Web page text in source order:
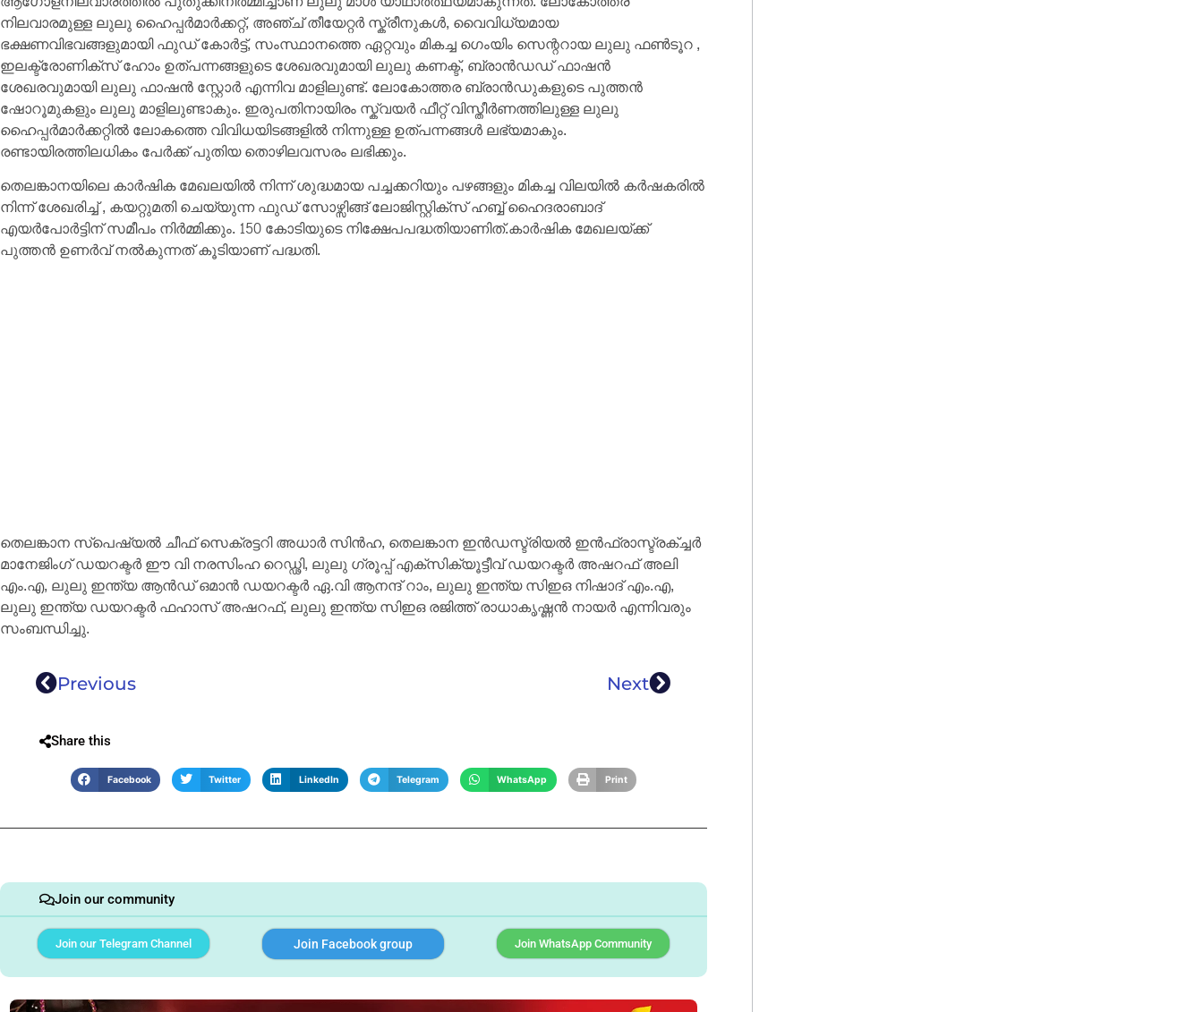
നിലവാരമുള്ള ലുലു ഹൈപ്പർമാർക്കറ്റ്, അഞ്ച് തീയേറ്റർ സ്ക്രീനുകൾ, വൈവിധ്യമായ
ഭക്ഷണവിഭവങ്ങളുമായി ഫുഡ് കോർട്ട്, സംസ്ഥാനത്തെ ഏറ്റവും മികച്ച ഗെംയിം സെന്ററായ ലുലു ഫൺടൂറ ,
ഇലക്ട്രോണിക്സ് ഹോം ഉത്പന്നങ്ങളുടെ ശേഖരവുമായി ലുലു കണക്ട്, ബ്രാൻഡഡ് ഫാഷൻ
ശേഖരവുമായി ലുലു ഫാഷൻ സ്റ്റോർ എന്നിവ മാളിലുണ്ട്. ലോകോത്തര ബ്രാൻഡുകളുടെ പുത്തൻ‌
ഷോറൂമുകളും ലുലു മാളിലുണ്ടാകും. ഇരുപതിനായിരം സ്ക്വയർ ഫീറ്റ് വിസ്തീർണത്തിലുള്ള ലുലു
ഹൈപ്പർമാർക്കറ്റിൽ ലോകത്തെ വിവിധയിടങ്ങളിൽ നിന്നുള്ള ഉത്പന്നങ്ങൾ ലഭ്യമാകും.
രണ്ടായിരത്തിലധികം പേർക്ക് പുതിയ തൊഴിലവസരം ലഭിക്കും.
തെലങ്കാനയിലെ കാർഷിക മേഖലയിൽ നിന്ന് ശുദ്ധമായ പച്ചക്കറിയും പഴങ്ങളും മികച്ച വിലയിൽ കർഷകരിൽ
നിന്ന് ശേഖരിച്ച് , കയറ്റുമതി ചെയ്യുന്ന ഫുഡ് സോഴ്സിങ്ങ് ലോജിസ്റ്റിക്സ് ഹബ്ബ് ഹൈദരാബാദ്
എയർപോർട്ടിന് സമീപം നിർമ്മിക്കും. 150 കോടിയുടെ നിക്ഷേപപദ്ധതിയാണിത്.കാർഷിക മേഖലയ്ക്ക്
പുത്തൻ ഉണർവ് നൽകുന്നത് കൂടിയാണ് പദ്ധതി.
തെലങ്കാന സ്‌പെഷ്യൽ ചീഫ് സെക്രട്ടറി അധാർ സിൻഹ, തെലങ്കാന ഇൻഡസ്ട്രിയൽ ഇൻഫ്രാസ്ട്രക്ച്ചർ
മാനേജിംഗ് ഡയറക്ടർ ഈ വി നരസിംഹ റെഡ്ഢി, ലുലു ഗ്രൂപ്പ് എക്സിക്യൂട്ടീവ് ഡയറക്ടർ അഷറഫ് അലി
എം.എ, ലുലു ഇന്ത്യ ആൻഡ് ഒമാൻ ഡയറക്ടർ ഏ.വി ആനന്ദ് റാം, ലുലു ഇന്ത്യ സിഇഒ നിഷാദ് എം.എ,
ലുലു ഇന്ത്യ ഡയറക്ടർ ഫഹാസ് അഷറഫ്, ലുലു ഇന്ത്യ സിഇഒ രജിത്ത് രാധാകൃഷ്ണൻ നായർ എന്നിവരും
സംബന്ധിച്ചു.
Previous Next
Share this
Facebook Twitter LinkedIn Telegram WhatsApp Print
Join our community
Join our Telegram Channel Join Facebook group Join WhatsApp Community